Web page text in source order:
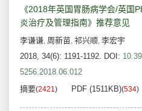
《2018年英国胃肠病学会/英国
炎治疗及管理指南》推荐意见
李谦谦, 周新苗, 祁兴顺, 李宏宇
2018, 34(6): 1191-1192. DOI:
5256.2018.06.012
摘要(2421) PDF (1511KB)(534)